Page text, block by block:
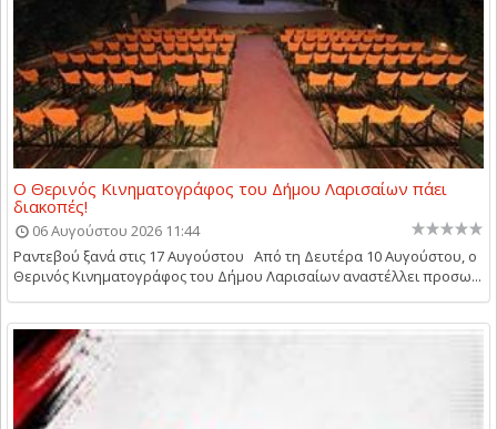
Ο Θερινός Κινηματογράφος του Δήμου Λαρισαίων πάει
διακοπές!
06 Αυγούστου 2026 11:44
Ραντεβού ξανά στις 17 Αυγούστου Από τη Δευτέρα 10 Αυγούστου, ο
Θερινός Κινηματογράφος του Δήμου Λαρισαίων αναστέλλει προσω...